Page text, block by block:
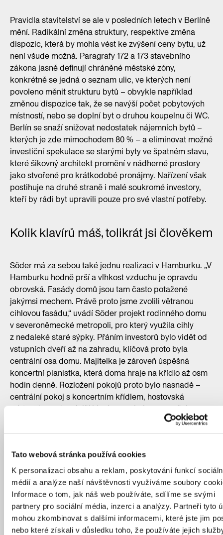
Tato webová stránka používá cookies
K personalizaci obsahu a reklam, poskytování funkcí
médií a analýze naší návštěvnosti využíváme soubory
Informace o tom, jak náš web používáte, sdílíme se svými
partnery pro sociální média, inzerci a analýzy. Partneři tyto
mohou zkombinovat s dalšími informacemi, které jste jim
nebo které získali v důsledku toho, že používáte jejich
Pravidla stavitelství se ale v posledních letech v Berlíně
mění. Radikální změna struktury, respektive změna
dispozic, která by mohla vést ke zvýšení ceny bytu, už
není všude možná. Paragrafy 172 a 173 stavebního
zákona jasně definují chráněné městské zóny,
konkrétně se jedná o seznam ulic, ve kterých není
povoleno měnit strukturu bytů – obvykle například
změnou dispozice tak, že se navýší počet pobytových
místností, nebo se doplní byt o druhou koupelnu či WC.
Berlín se snaží snižovat nedostatek nájemních bytů –
kterých je zde mimochodem 80 % – a eliminovat možné
investiční spekulace se starými byty ve špatném stavu,
které šikovný architekt promění v nádherné prostory
jako stvořené pro krátkodobé pronájmy. Nařízení však
postihuje na druhé straně i malé soukromé investory,
kteří by rádi byt upravili pouze pro své vlastní potřeby.
Kolik klavírů máš, tolikrát jsi člověkem
Söder má za sebou také jednu realizaci v Hamburku. „V
Hamburku hodně prší a vlhkost vzduchu je opravdu
obrovská. Fasády domů jsou tam často potažené
jakýmsi mechem. Právě proto jsme zvolili větranou
cihlovou fasádu,“ uvádí Söder projekt rodinného domu
v severoněmecké metropoli, pro který využila cihly
z nedaleké staré sýpky. Přáním investorů bylo vidět od
vstupních dveří až na zahradu, klíčová proto byla
centrální osa domu. Majitelka je zároveň úspěšná
koncertní pianistka, která doma hraje na křídlo až osm
hodin denně. Rozložení pokojů proto bylo nasnadě –
centrální pokoj s koncertním křídlem, hostovská
místnost pro dva další klavíry a pokoj pro manžela,
který je natolik stranou a odhlučněný, že je v něm klid.